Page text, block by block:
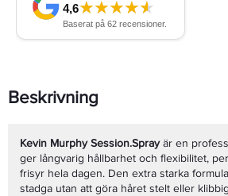
Beskrivning
Kevin Murphy Session.Sprayär en
ger långvarig hållbarhet och flexibilitet,
frisyr hela dagen. Den extra starka
stadga utan att göra håret stelt eller